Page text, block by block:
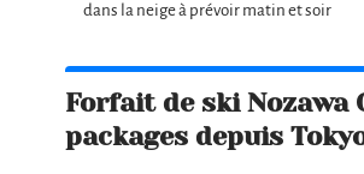
dans la neige à prévoir matin et soir
Forfait de ski Nozawa
packages depuis